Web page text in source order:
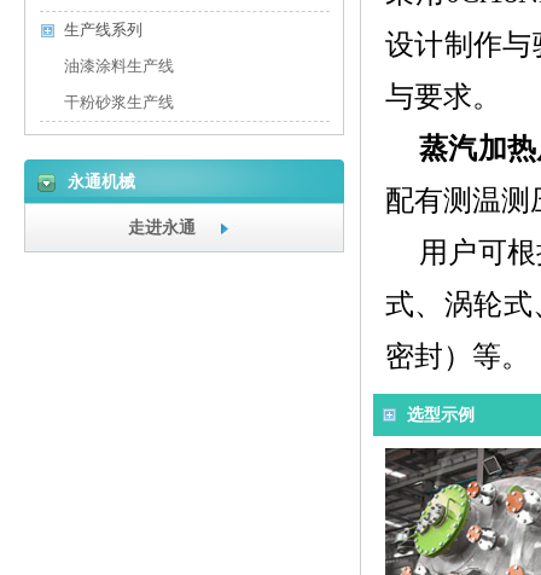
设计制作与
与要求。
蒸汽加
配有测温测
用户可
式、涡轮
密封）等。
选型示例
生产线系列
油漆涂料生产线
干粉砂浆生产线
永通机械
走进永通